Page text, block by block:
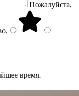
Пожалуйста,
.
время.